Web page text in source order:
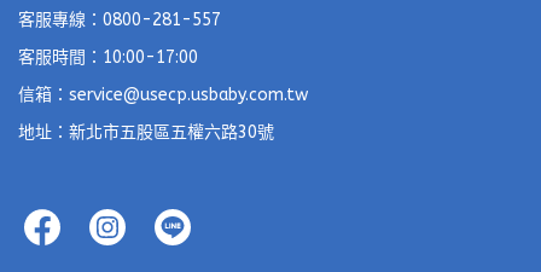
客服專線：0800-281-557
客服時間：10:00-17:00
信箱：service@usecp.usbaby.com.tw
地址：新北市五股區五權六路30號